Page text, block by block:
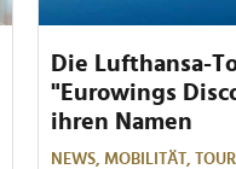
Die Lufthansa-
"Eurowings
ihren Namen
NEWS, MOBILITÄT,